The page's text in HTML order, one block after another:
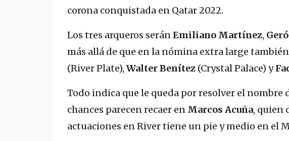
corona conquistada en Qatar 2022.
Los tres arqueros seránEmiliano Martínez,
más allá de que en la nómina extra large
(River Plate), Walter Benítez (Crystal Palace) y
Todo indica que le queda por resolver el nombre
chances parecen recaer en Marcos Acuña, quien
actuaciones en River tiene un pie y medio en el